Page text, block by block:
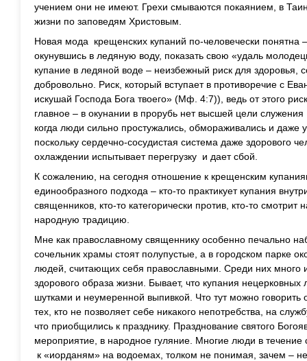
учением они не имеют. Грехи смываются покаянием, в
жизни по заповедям Христовым.
Новая мода крещенских купаний по-человечески понятна
окунувшись в ледяную воду, показать свою «удаль
купание в ледяной воде – неизбежный риск для здоровья,
добровольно. Риск, который вступает в противоречие с
искушай Господа Бога твоего» (Мф. 4:7)), ведь от этого
главное – в окунании в прорубь нет высшей цели
когда люди сильно простужались, обмораживались и даже
поскольку сердечно-сосудистая система даже здорового
охлаждении испытывает перегрузку и дает сбой.
К сожалению, на сегодня отношение к крещенским
единообразного подхода – кто-то практикует купания
священников, кто-то категорически против, кто-то смотрит
народную традицию.
Мне как православному священнику особенно печально
сочельник храмы стоят полупустые, а в городском парке
людей, считающих себя православными. Среди них много
здорового образа жизни. Бывает, что купания
шутками и неумеренной выпивкой. Что тут можно
тех, кто не позволяет себе никакого непотребства, на
что приобщились к празднику. Празднование святого
мероприятие, в народное гуляние. Многие люди в течение
к «иорданям» на водоемах, толком не понимая, зачем – не